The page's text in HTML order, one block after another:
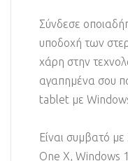
Σύνδεσε
υποδοχή των
χάρη στην
αγαπημένα σου
tablet με
Είναι συμβατό
One X, Windows